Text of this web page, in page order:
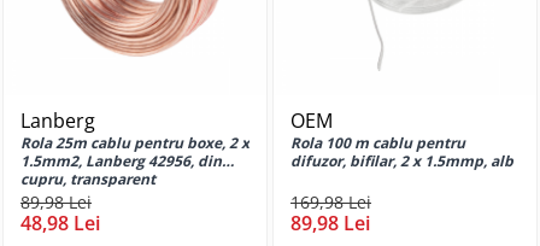
Huse si protectii pentru Oppo A79
Huse si protectii pentru Oppo A80
5G
Huse si protectii pentru Oppo A9
Huse si protectii pentru Oppo A91
Lanberg
Rola 25m cablu pentru boxe, 2 x
1.5mm2, Lanberg 42956, din
cupru, transparent
89,98 Lei
48,98 Lei
OEM
Rola 100 m cablu pentru
difuzor, bifilar, 2 x 1.5mmp, alb
169,98 Lei
89,98 Lei